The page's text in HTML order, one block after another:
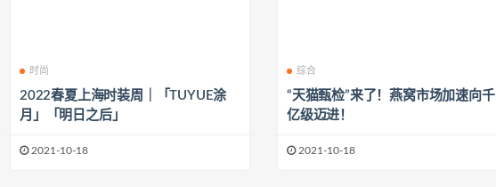
时尚
2022春夏上海时装周｜「TUYUE涂
月」「明日之后」
2021-10-18
综合
“天猫甄检”来了！燕窝市场加速向千
亿级迈进！
2021-10-18